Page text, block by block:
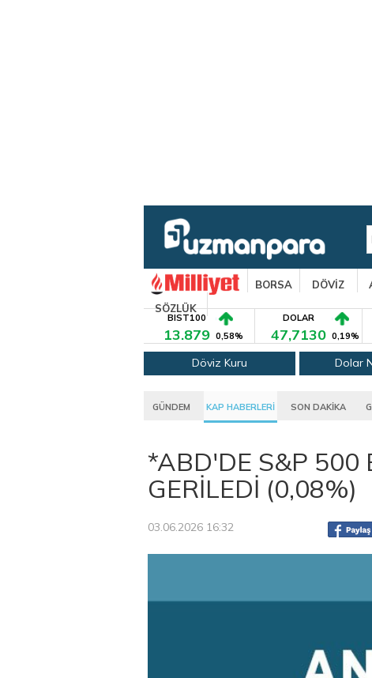
BORSA DÖVİZ
SÖZLÜK
BIST100
13.879 0,58%
DOLAR
47,7130 0,19%
Döviz Kuru Dolar
GÜNDEM KAP HABERLERİ SON DAKİKA
*ABD'DE S&P 500
GERİLEDİ (0,08%)
03.06.2026 16:32